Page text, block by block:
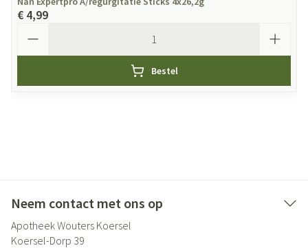
€ 4,99
Bestel
Neem contact met ons op
Apotheek Wouters Koersel
Koersel-Dorp 39